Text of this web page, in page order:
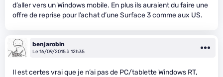
d’aller vers un Windows mobile. En plus ils auraient du faire une
offre de reprise pour l’achat d’une Surface 3 comme aux US.
benjarobin
Le 16/09/2015 à 12h35
Il est certes vrai que je n’ai pas de PC/tablette Windows RT,